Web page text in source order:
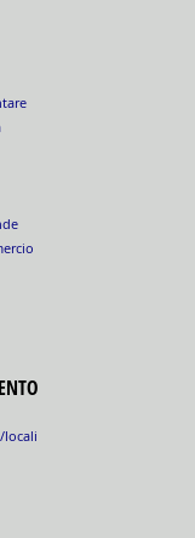
locali